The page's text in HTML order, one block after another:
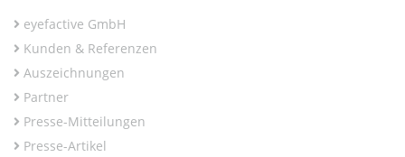
eyefactive GmbH
Kunden & Referenzen
Auszeichnungen
Partner
Presse-Mitteilungen
Presse-Artikel